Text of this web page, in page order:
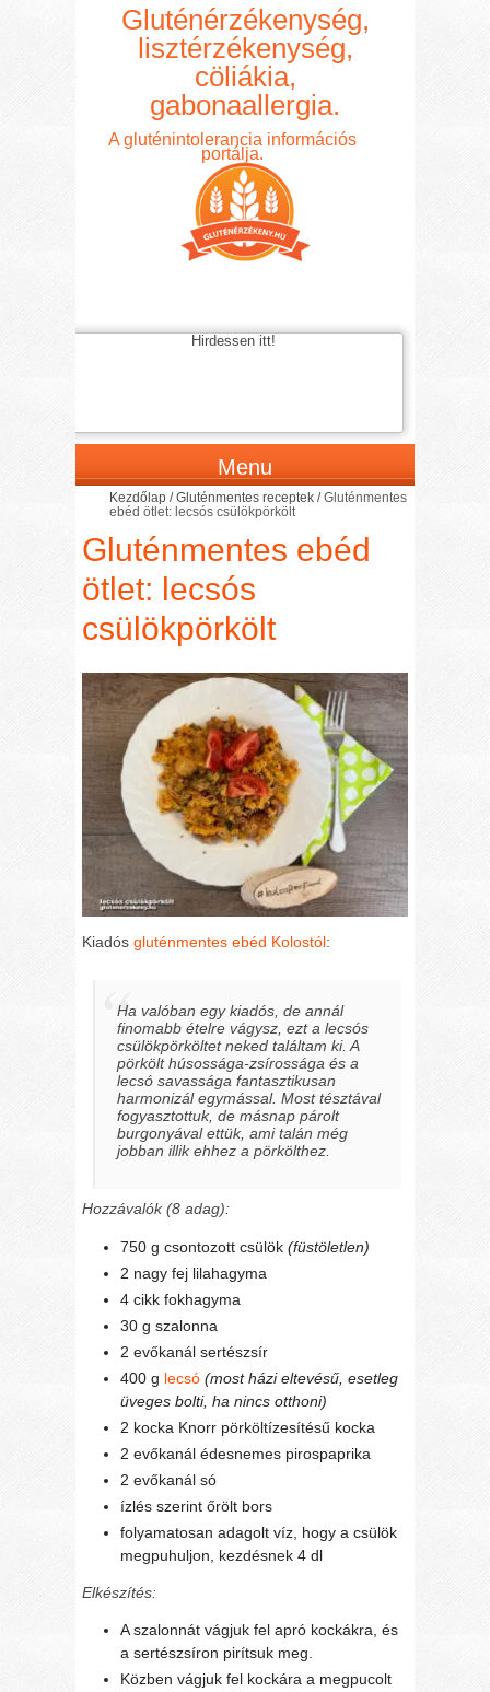
Gluténérzékenység,
lisztérzékenység,
cöliákia,
gabonaallergia.
A gluténintolerancia információs
portálja.
Hirdessen itt!
Menu
Kezdőlap /Gluténmentes receptek /Gluténmentes
ebéd ötlet: lecsós csülökpörkölt
Gluténmentes ebéd
ötlet: lecsós
csülökpörkölt
Kiadósgluténmentes ebéd Kolostól:
Ha valóban egy kiadós, de annál
finomabb ételre vágysz, ezt a lecsós
csülökpörköltet neked találtam ki. A
pörkölt húsossága-zsírossága és a
lecsó savassága fantasztikusan
harmonizál egymással. Most tésztával
fogyasztottuk, de másnap párolt
burgonyával ettük, ami talán még
jobban illik ehhez a pörkölthez.
Hozzávalók (8 adag):
750 g csontozott csülök(füstöletlen)
2 nagy fej lilahagyma
4 cikk fokhagyma
30 g szalonna
2 evőkanál sertészsír
400 g lecsó (most házi eltevésű, esetleg
üveges bolti, ha nincs otthoni)
2 kocka Knorr pörköltízesítésű kocka
2 evőkanál édesnemes pirospaprika
2 evőkanál só
ízlés szerint őrölt bors
folyamatosan adagolt víz, hogy a csülök
megpuhuljon, kezdésnek 4 dl
Elkészítés:
A szalonnát vágjuk fel apró kockákra, és
a sertészsíron pirítsuk meg.
Közben vágjuk fel kockára a megpucolt